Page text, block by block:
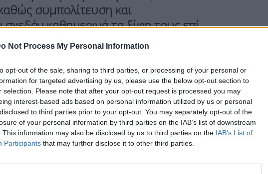
Not Process My Personal Information
opt-out of the sale, sharing to third parties, or processing of your personal or
for targeted advertising by us, please use the below opt-out section to
selection. Please note that after your opt-out request is processed you may
interest-based ads based on personal information utilized by us or personal
to third parties prior to your opt-out. You may separately opt-out of the
of your personal information by third parties on the IAB’s list of downstream
This information may also be disclosed by us to third parties on the IAB’s List of
Participants that may further disclose it to other third parties.
συμπολίτευση και
καθημερινά τα ξίφη τους επί
οιονεί προεκλογικής περιόδου.
αντιπολίτευση, τουΟΠΕΚΕΠΕκαι των
για την κυβερνητική πλειοψηφία. Από τη
δημοσιογραφική έρευνα έχουν φέρει σε
ενόψει και της συνεδρίασης της την